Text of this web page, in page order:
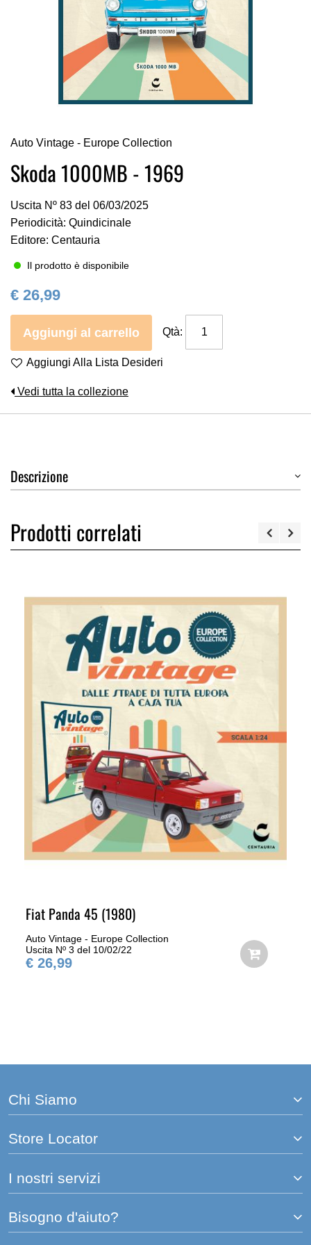
all'inizio
della
galleria
immagini
Auto Vintage - Europe Collection
Skoda 1000MB - 1969
Uscita Nº 83 del 06/03/2025
Periodicità: Quindicinale
Editore: Centauria
Il prodotto è disponibile
€ 26,99
Aggiungi al carrello Qtà:
Aggiungi Alla Lista Desideri
Vedi tutta la collezione
Descrizione
Prodotti correlati
Fiat Panda 45 (1980)
Auto Vintage - Europe Collection
Uscita Nº 3 del 10/02/22
€ 26,99
Chi Siamo
Store Locator
I nostri servizi
Bisogno d'aiuto?